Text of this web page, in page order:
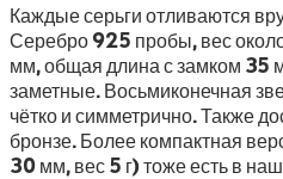
Каждые серьги отливаются
Серебро 925 пробы, вес
мм, общая длина с замком 35
заметные. Восьмиконечная
чётко и симметрично. Также
бронзе. Более компактная
30 мм, вес 5 г) тоже есть в